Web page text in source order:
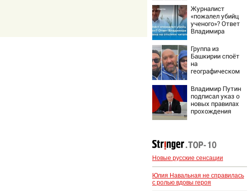
минимум восемь
человек
06/08/2026 –
Новости
Журналист
«пожалел убийц
ученого»? Ответ
Владимира
отклики
читателей
Группа из
Башкирии споёт
на
географическом
Владимир Путин
подписал указ о
новых правилах
прохождения
Новые русские сенсации
Юлия Навальная не справилась
с ролью вдовы героя